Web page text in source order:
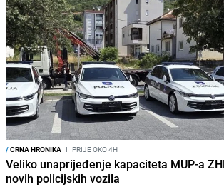
/CRNA HRONIKA I PRIJE OKO 4H
Veliko unaprijeđenje kapaciteta MUP-a
novih policijskih vozila